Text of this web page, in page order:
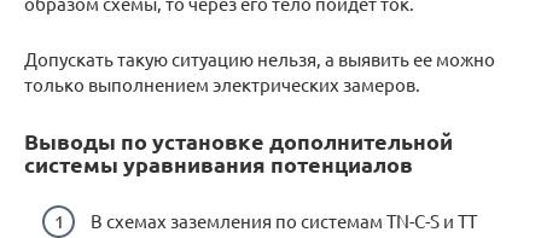
Допускать такую ситуацию нельзя, а выявить ее можно
только выполнением электрических замеров.
Выводы по установке дополнительной
системы уравнивания потенциалов
В схемах заземления по системам TN-C-S и ТТ